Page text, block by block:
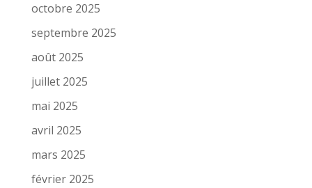
octobre 2025
septembre 2025
août 2025
juillet 2025
mai 2025
avril 2025
mars 2025
février 2025